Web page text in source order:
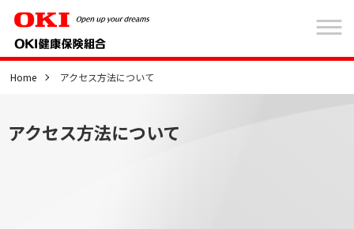
Home アクセス方法について
アクセス方法について